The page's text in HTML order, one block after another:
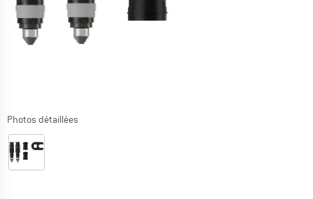
Photos détaillées